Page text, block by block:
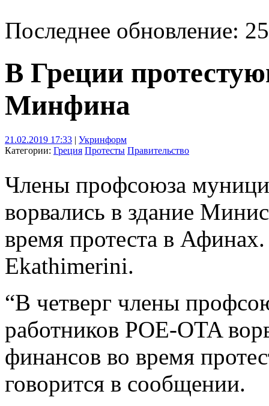
Последнее обновление:
В Греции
Минфина
21.02.2019 17:33 | Укринформ
Категории: Греция Протесты Правительство
Члены профсоюза
ворвались в здание
время протеста в
Ekathimerini.
“В четверг члены
работников POE-OTA
финансов во время
говорится в сообщении.